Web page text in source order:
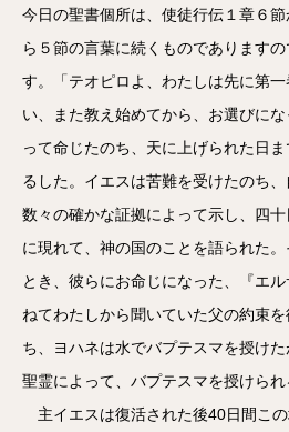
今日の聖書個所は、使徒行伝１章６
ら５節の言葉に続くものであります
す。「テオピロよ、わたしは先に第
い、また教え始めてから、お選びに
って命じたのち、天に上げられた日
るした。イエスは苦難を受けたのち
数々の確かな証拠によって示し、四
に現れて、神の国のことを語られた
とき、彼らにお命じになった、『エ
ねてわたしから聞いていた父の約束
ち、ヨハネは水でバプテスマを授け
聖霊によって、バプテスマを授けられ
主イエスは復活された後40日間こ